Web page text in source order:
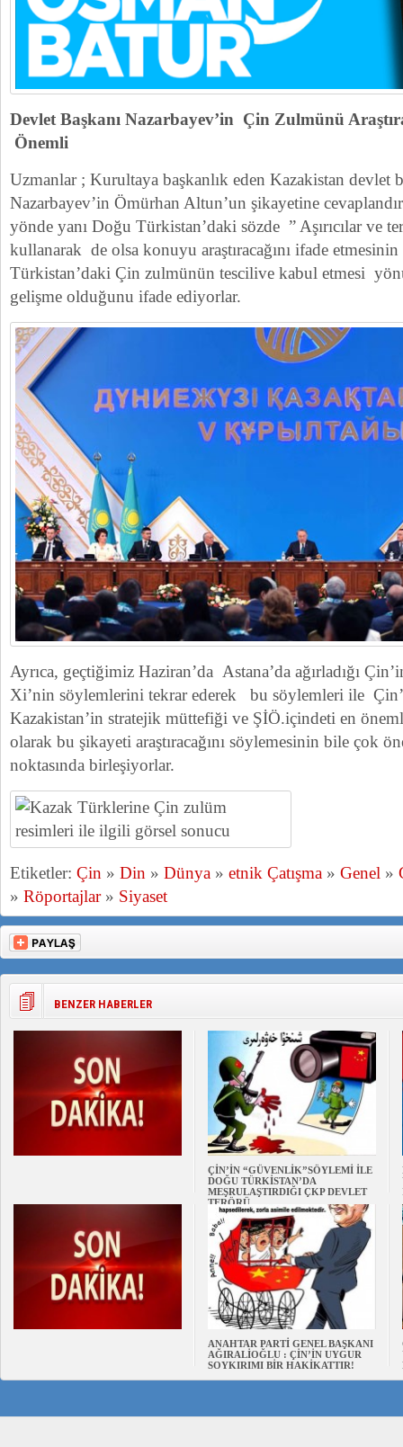
Devlet Başkanı Nazarbayev’in Çin Zulmünü
Önemli
Uzmanlar ; Kurultaya başkanlık eden Kazakistan devlet
Nazarbayev’in Ömürhan Altun’un şikayetine
yönde yanı Doğu Türkistan’daki sözde ” Aşırıcılar ve
kullanarak de olsa konuyu araştıracağını ifade
Türkistan’daki Çin zulmünün tescilive kabul etmesi
gelişme olduğunu ifade ediyorlar.
Ayrıca, geçtiğimiz Haziran’da Astana’da ağırladığı
Xi’nin söylemlerini tekrar ederek bu söylemleri ile
Kazakistan’in stratejik müttefiği ve ŞİÖ.içindeti en
olarak bu şikayeti araştıracağını söylemesinin bile çok
noktasında birleşiyorlar.
Etiketler: Çin » Din » Dünya » etnik Çatışma » Genel »
» Röportajlar» Siyaset
BENZER HABERLER
ÇİN’İN “GÜVENLİK”SÖYLEMİ İLE
DOĞU TÜRKİSTAN’DA
MEŞRULAŞTIRDIĞI ÇKP DEVLET
TERÖRÜ
ANAHTAR PARTİ GENEL BAŞKANI
AĞIRALİOĞLU : ÇİN’İN UYGUR
SOYKIRIMI BİR HAKİKATTIR!